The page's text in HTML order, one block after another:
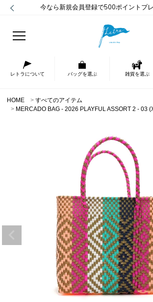
今なら新規会員登録で500ポイントプ
レトラについて バッグを選ぶ 雑貨を選ぶ
HOME
すべてのアイテム
MERCADO BAG - 2026 PLAYFUL ASSORT 2 - 03